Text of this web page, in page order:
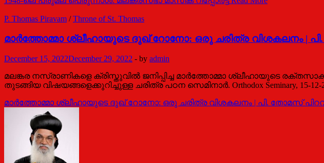
P. Thomas Piravam /Throne of St. Thomas
മാര്‍ത്തോമ്മാ ശ്ലീഹായുടെ ദുഖ് റോനോ: ഒരു ചരിത്ര വിശകലനം |
December 15, 2022December 29, 2022 - by admin
മലങ്കര നസ്രാണികളെ ക്രിസ്തുവില്‍ ജനിപ്പിച്ച മാര്‍ത്തോമ്മാ ശ്ലീഹായുടെ
തുടങ്ങിയ വിഷയങ്ങളെക്കുറിച്ചുള്ള ചരിത്ര പഠന സെമിനാര്‍. Orthodox Seminary,
മാര്‍ത്തോമ്മാ ശ്ലീഹായുടെ ദുഖ് റോനോ: ഒരു ചരിത്ര വിശകലനം | പി. തോമസ്